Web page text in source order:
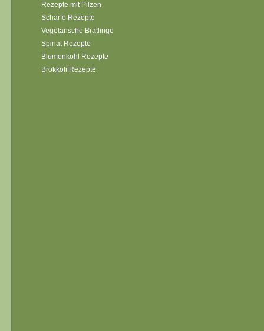
Rezepte mit Pilzen
Scharfe Rezepte
Vegetarische Bratlinge
Spinat Rezepte
Blumenkohl Rezepte
Brokkoli Rezepte